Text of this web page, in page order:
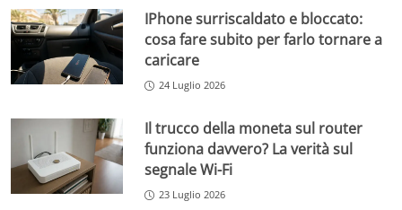
IPhone surriscaldato e bloccato:
cosa fare subito per farlo tornare a
caricare
24 Luglio 2026
Il trucco della moneta sul router
funziona davvero? La verità sul
segnale Wi-Fi
23 Luglio 2026